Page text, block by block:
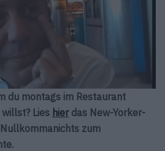
du montags im Restaurant
Lies hierdas New-Yorker-
zum